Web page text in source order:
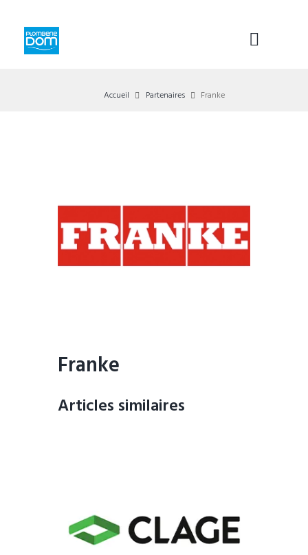
Accueil Partenaires Franke
Franke
Articles similaires